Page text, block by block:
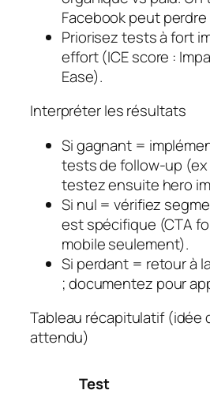
Facebook peut perdre
Priorisez tests à fort
effort (ICE score :
Ease).
Interpréter les résultats
Si gagnant =
tests de follow-up (ex
testez ensuite hero
Si nul = vérifiez
est spécifique (CTA
mobile seulement).
Si perdant = retour à
; documentez pour
Tableau récapitulatif (idée
attendu)
Test